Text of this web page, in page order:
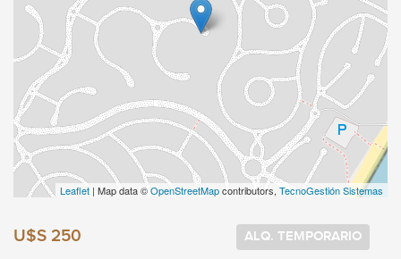
Leaflet | Map data ©OpenStreetMapcontributors, TecnoGestión Sistemas
U$S 250 ALQ. TEMPORARIO